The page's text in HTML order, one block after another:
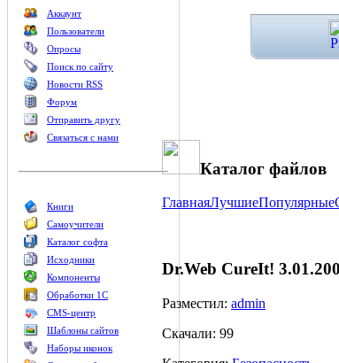
Аккаунт
Пользователи
Опросы
Поиск по сайту
Новости RSS
Форум
Отправить другу
Связаться с нами
Книги
Самоучители
Каталог софта
Исходники
Компоненты
Обработки 1С
CMS-центр
Шаблоны сайтов
Наборы иконок
Каталог файлов
ГлавнаяЛучшиеПопулярные
Dr.Web CureIt!
Разместил: admin
Скачали: 99